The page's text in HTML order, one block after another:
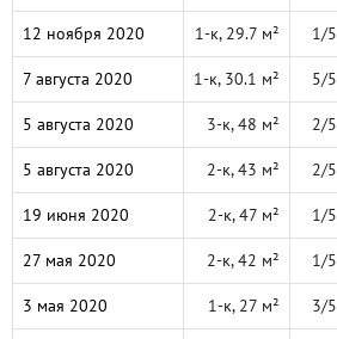
12 ноября 2020 1-к, 29.7 м² 1/5
7 августа 2020 1-к, 30.1 м² 5/5
5 августа 2020 3-к, 48 м² 2/5
5 августа 2020 2-к, 43 м² 2/5
19 июня 2020 2-к, 47 м² 1/5
27 мая 2020 2-к, 42 м² 1/5
3 мая 2020 1-к, 27 м² 3/5